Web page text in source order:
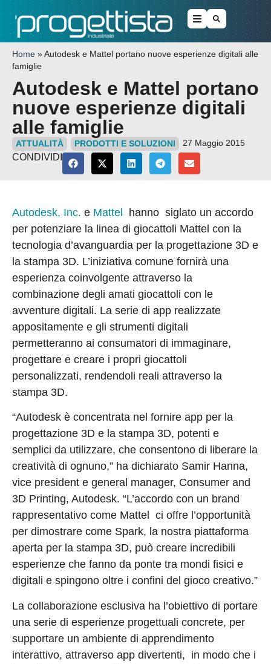
Home » Autodesk e Mattel portano nuove esperienze digitali alle
famiglie
Autodesk e Mattel portano
nuove esperienze digitali
alle famiglie
ATTUALITÀ PRODOTTI E SOLUZIONI 27 Maggio 2015
CONDIVIDI
Autodesk, Inc. e Mattel
hanno siglato un accordo
per potenziare la linea di giocattoli Mattel con la
tecnologia d’avanguardia per la progettazione 3D e
la stampa 3D. L’iniziativa comune fornirà una
esperienza coinvolgente attraverso la
combinazione degli amati giocattoli con le
avventure digitali. La serie di app realizzate
appositamente e gli strumenti digitali
permetteranno ai consumatori di immaginare,
progettare e creare i propri giocattoli
personalizzati, rendendoli reali attraverso la
stampa 3D.
“Autodesk è concentrata nel fornire app per la
progettazione 3D e la stampa 3D, potenti e
semplici da utilizzare, che consentono di liberare la
creatività di ognuno,” ha dichiarato Samir Hanna,
vice president e general manager, Consumer and
3D Printing, Autodesk. “L’accordo con un brand
rappresentativo come Mattel ci offre l’opportunità
per dimostrare come Spark, la nostra piattaforma
aperta per la stampa 3D, può creare incredibili
esperienze che fanno da ponte tra mondi fisici e
digitali e spingono oltre i confini del gioco creativo.”
La collaborazione esclusiva ha l’obiettivo di portare
una serie di esperienze progettuali concrete, per
supportare un ambiente di apprendimento
interattivo, attraverso app divertenti, in modo che i